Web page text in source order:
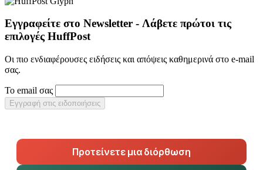
Εγγραφείτε στο Newsletter - Λάβετε πρώτοι τις
επιλογές HuffPost
Οι πιο ενδιαφέρουσες ειδήσεις και απόψεις καθημερινά στο e-mail
σας.
Το email σας
Εγγραφή στις ειδοποιήσεις
Προτείνετε μια διόρθωση